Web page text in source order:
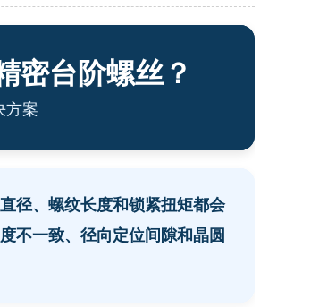
密台阶螺丝？
方案
径、螺纹长度和锁紧扭矩都会
不一致、径向定位间隙和晶圆